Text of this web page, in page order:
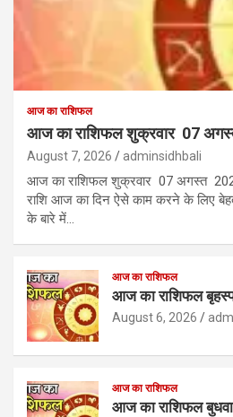
आज का राशिफल
आज का राशिफल शुक्रवार 07
August 7, 2026 adminsidhbali
आज का राशिफल शुक्रवार 07 अगस्त
राशि आज का दिन ऐसे काम करने के लिए
के बारे में…
आज का राशिफल
आज का राशिफल
August 6, 2026
आज का राशिफल
आज का राशिफल